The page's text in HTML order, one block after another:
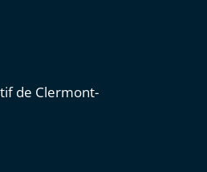
de Clermont-